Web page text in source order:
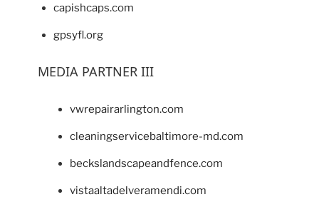
capishcaps.com
gpsyfl.org
MEDIA PARTNER III
vwrepairarlington.com
cleaningservicebaltimore-md.com
beckslandscapeandfence.com
vistaaltadelveramendi.com